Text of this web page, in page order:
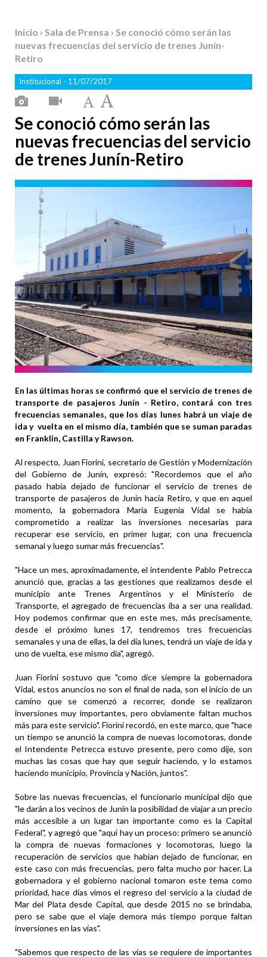
Inicio › Sala de Prensa › Se conoció cómo serán las
nuevas frecuencias del servicio de trenes Junín-
Retiro
Institucional - 11/07/2017
Se conoció cómo serán las
nuevas frecuencias del servicio
de trenes Junín-Retiro
En las últimas horas se confirmó que el servicio de trenes de
transporte de pasajeros Junín - Retiro, contará con tres
frecuencias semanales, que los días lunes habrá un viaje de
ida y vuelta en el mismo día, también que se suman paradas
en Franklin, Castilla y Rawson.
Al respecto, Juan Fiorini, secretario de Gestión y Modernización
del Gobierno de Junín, expresó: "Recordemos que el año
pasado había dejado de funcionar el servicio de trenes de
transporte de pasajeros de Junín hacia Retiro, y que en aquel
momento, la gobernadora María Eugenia Vidal se había
comprometido a realizar las inversiones necesarias para
recuperar ese servicio, en primer lugar, con una frecuencia
semanal y luego sumar más frecuencias".
"Hace un mes, aproximadamente, el intendente Pablo Petrecca
anunció que, gracias a las gestiones que realizamos desde el
municipio ante Trenes Argentinos y el Ministerio de
Transporte, el agregado de frecuencias iba a ser una realidad.
Hoy podemos confirmar que en este mes, más precisamente,
desde el próximo lunes 17, tendremos tres frecuencias
semanales y una de ellas, la del día lunes, tendrá un viaje de ida y
uno de vuelta, ese mismo día", agregó.
Juan Fiorini sostuvo que "como dice siempre la gobernadora
Vidal, estos anuncios no son el final de nada, son el inicio de un
camino que se comenzó a recorrer, donde se realizaron
inversiones muy importantes, pero obviamente faltan muchos
más para este servicio". Fiorini recordó, en este marco, que "hace
un tiempo se anunció la compra de nuevas locomotoras, donde
el Intendente Petrecca estuvo presente, pero como dije, son
muchas las cosas que hay que seguir haciendo, y lo estamos
haciendo municipio, Provincia y Nación, juntos".
Sobre las nuevas frecuencias, el funcionario municipal dijo que
"le darán a los vecinos de Junín la posibilidad de viajar a un precio
más accesible a un lugar tan importante como es la Capital
Federal", y agregó que "aquí hay un proceso: primero se anunció
la compra de nuevas formaciones y locomotoras, luego la
recuperación de servicios que habían dejado de funcionar, en
este caso con más frecuencias, pero falta mucho por hacer. La
gobernadora y el gobierno nacional tomaron este tema como
prioridad, hace días vimos el regreso del servicio a la ciudad de
Mar del Plata desde Capital, que desde 2015 no se brindaba,
pero se sabe que el viaje demora más tiempo porque faltan
inversiones en las vías".
"Sabemos que respecto de las vías se requiere de importantes